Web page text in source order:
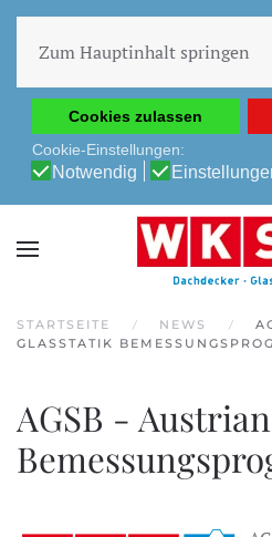
Erfahrung auf unserer
Cookie-Richtlinie
Cookies zulassen
Cookie-Einstellungen:
Notwendig
Zum Hauptinhalt springen
STARTSEITE NEWS
GLASSTATIK
AGSB -